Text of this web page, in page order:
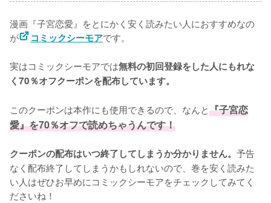
漫画『子宮恋愛』をとにかく安く読みたい人におすすめなの
が
コミックシーモアです。
実はコミックシーモアでは無料の初回登録をした人にもれな
く70％オフクーポンを配布しています。
このクーポンは本作にも使用できるので、なんと『子宮恋
愛』を70％オフで読めちゃうんです！
クーポンの配布はいつ終了してしまうか分かりません。 予告
なく配布終了してしまうかもしれないので、巻を安く読みた
い人はぜひお早めにコミックシーモアをチェックしてみてく
ださいね！